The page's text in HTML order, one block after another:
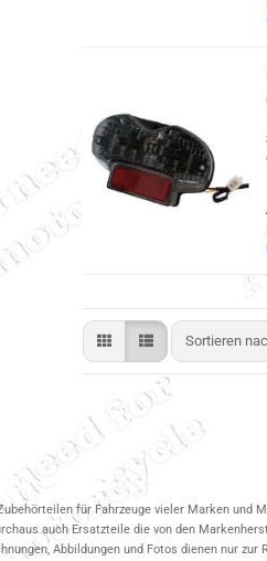
Sortieren
für Fahrzeuge vieler Marken
auch Ersatzteile die von den
Abbildungen und Fotos dienen nur